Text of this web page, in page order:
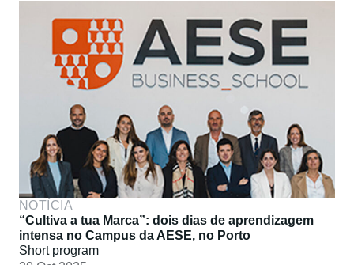
NOTÍCIA
“Cultiva a tua Marca”: dois dias de aprendizagem
intensa no Campus da AESE, no Porto
Short program